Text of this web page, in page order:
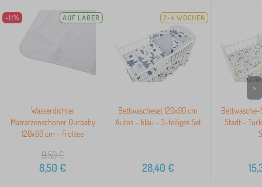
-11% AUF LAGER
Wasserdichter
Matratzenschoner Ourbaby
120x60 cm - Frottee
9,50€
8,50 €
2-4 WOCHEN
Bettwäscheset 120x90 cm
Autos - blau - 3-teiliges Set
28,40 €
Bettwäsche-
Stadt -
>